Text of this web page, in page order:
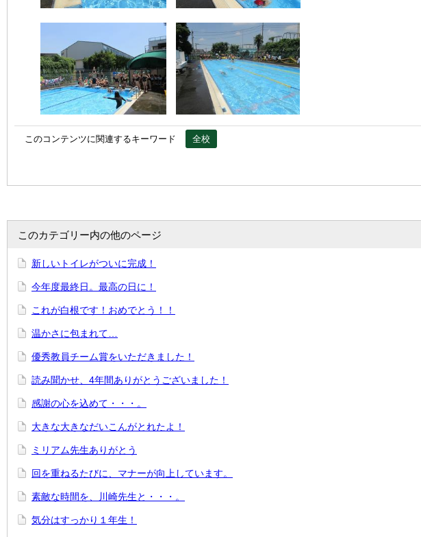
このコンテンツに関連するキーワード 全校
このカテゴリー内の他のページ
新しいトイレがついに完成！
今年度最終日。最高の日に！
これが白根です！おめでとう！！
温かさに包まれて…
優秀教員チーム賞をいただきました！
読み聞かせ、4年間ありがとうございました！
感謝の心を込めて・・・。
大きな大きなだいこんがとれたよ！
ミリアム先生ありがとう
回を重ねるたびに、マナーが向上しています。
素敵な時間を、川崎先生と・・・。
気分はすっかり１年生！